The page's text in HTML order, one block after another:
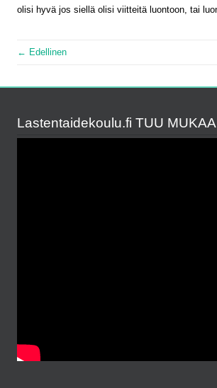
olisi hyvä jos siellä olisi viitteitä luontoon, tai
← Edellinen
Lastentaidekoulu.fi TUU